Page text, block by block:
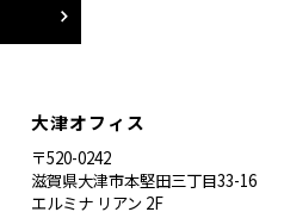
大津オフィス
〒520-0242
滋賀県大津市本堅田三丁目33-16
エルミナ リアン 2F